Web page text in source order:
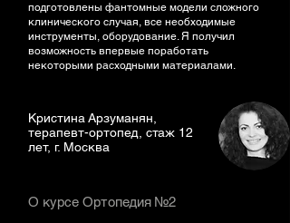
подготовлены фантомные модели сложного
клинического случая, все необходимые
инструменты, оборудование. Я получил
возможность впервые поработать
некоторыми расходными материалами.
Кристина Арзуманян,
терапевт-ортопед, стаж 12
лет, г. Москва
О курсе Ортопедия №2